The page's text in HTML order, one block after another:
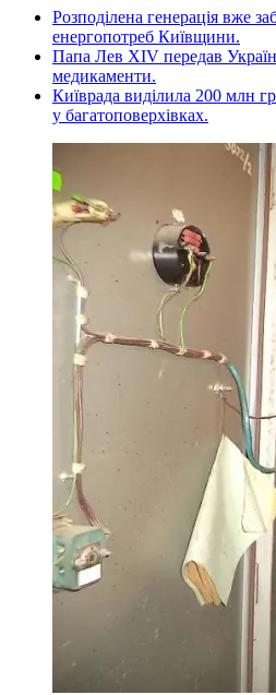
Розподілена генерація вже
енергопотреб Київщини.
Папа Лев XIV передав
медикаменти.
Київрада виділила 200 млн
у багатоповерхівках.